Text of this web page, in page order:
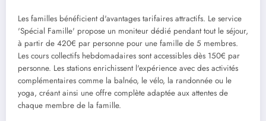
Les familles bénéficient d'avantages tarifaires attractifs. Le service
'Spécial Famille' propose un moniteur dédié pendant tout le séjour,
à partir de 420€ par personne pour une famille de 5 membres.
Les cours collectifs hebdomadaires sont accessibles dès 150€ par
personne. Les stations enrichissent l'expérience avec des activités
complémentaires comme la balnéo, le vélo, la randonnée ou le
yoga, créant ainsi une offre complète adaptée aux attentes de
chaque membre de la famille.